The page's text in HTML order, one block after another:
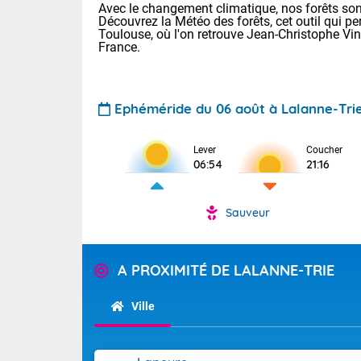
Pour la
Tendance
Avec le changement climatique, nos forêts
Découvrez la Météo des forêts, cet outil qui
Toulouse, où l'on retrouve Jean-Christophe
France.
Ephéméride du 06 août à Lalanne-
Lever
06:54
Coucher
21:16
Sauveur
A PROXIMITÉ DE LALANNE-TRIE
Ville
Voici les
28 Lyon :
: 27 Nancy :
31 Lille : 26
Demain :
Calme,
alors que la